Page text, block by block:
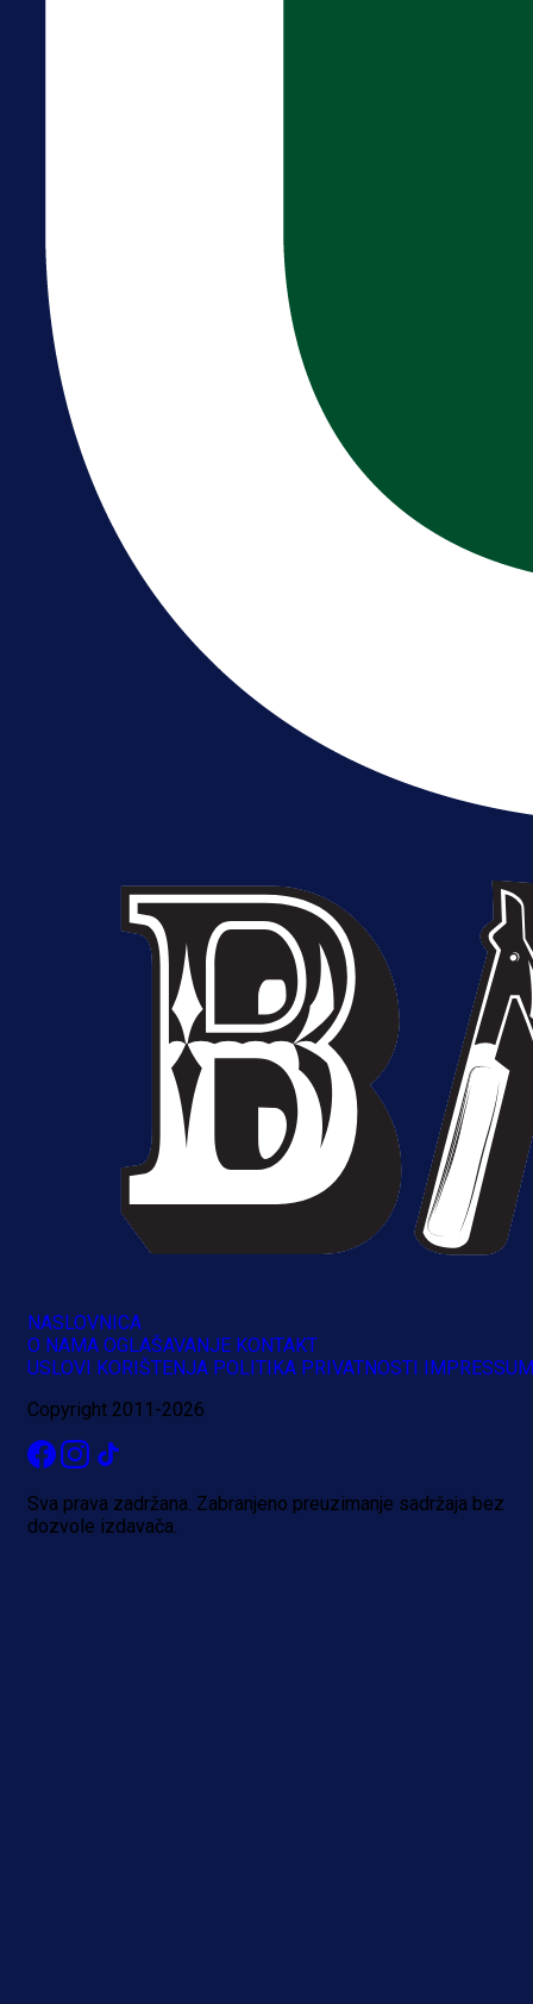
NASLOVNICA
O NAMA OGLAŠAVANJE KONTAKT
USLOVI KORIŠTENJA POLITIKA PRIVATNOSTI IMPRESSUM
Copyright 2011-2026
Sva prava zadržana. Zabranjeno preuzimanje sadržaja bez
dozvole izdavača.